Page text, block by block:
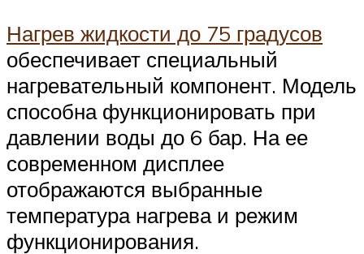
Нагрев жидкости до 75 градусов
обеспечивает специальный
нагревательный компонент. Модель
способна функционировать при
давлении воды до 6 бар. На ее
современном дисплее
отображаются выбранные
температура нагрева и режим
функционирования.